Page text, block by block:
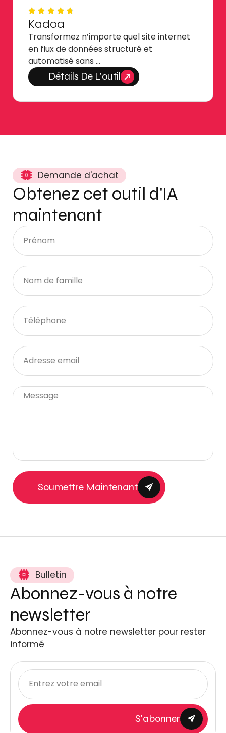
Kadoa
Transformez n’importe quel site internet
en flux de données structuré et
automatisé sans …
Détails De L'outil
Demande d'achat
Obtenez cet outil d'IA
maintenant
Soumettre Maintenant
Bulletin
Abonnez-vous à notre
newsletter
Abonnez-vous à notre newsletter pour rester
informé
S'abonner